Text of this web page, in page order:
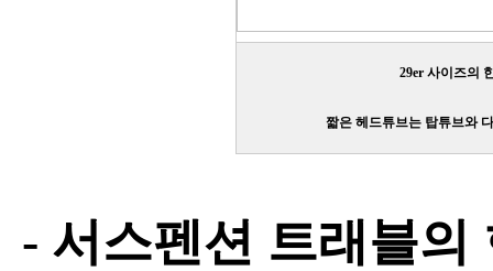
29er 사이즈의
짧은 헤드튜브는 탑튜브와
- 서스펜션 트래블의